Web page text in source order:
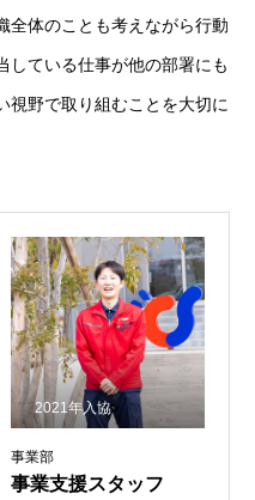
全体のことも考えながら行動
している仕事が他の部署にも
視野で取り組むことを大切に
事業部
事業支援スタッフ
2021年入協